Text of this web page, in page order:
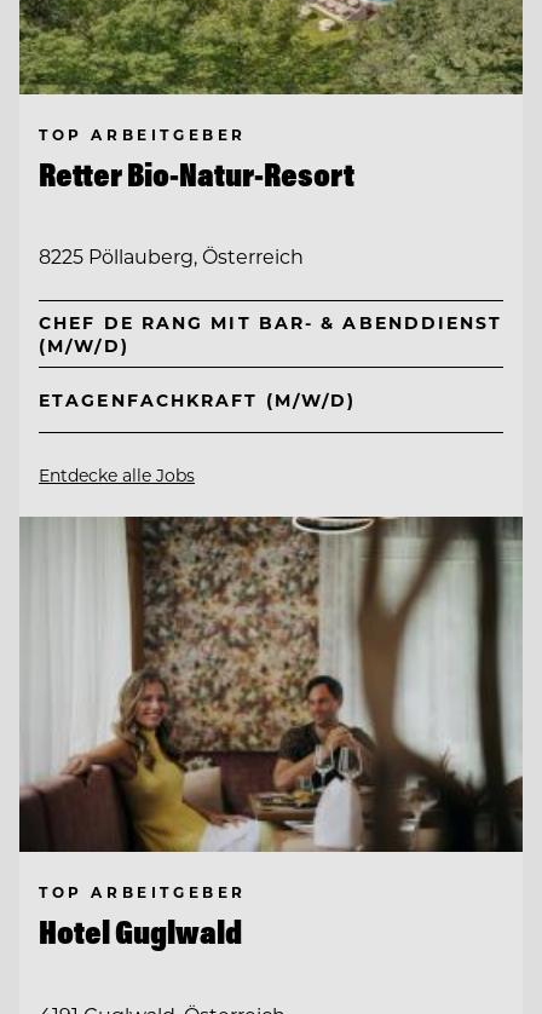
TOP ARBEITGEBER
Retter Bio-Natur-Resort
8225 Pöllauberg, Österreich
CHEF DE RANG MIT BAR- & ABENDDIENST
(M/W/D)
ETAGENFACHKRAFT (M/W/D)
Entdecke alle Jobs
TOP ARBEITGEBER
Hotel Guglwald